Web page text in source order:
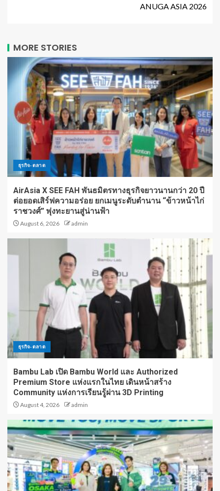
ANUGA ASIA 2026
MORE STORIES
ธุรกิจ-ตลาด
AirAsia X SEE FAH พันธมิตรทางธุรกิจยาวนานกว่า 20 ปี
ต่อยอดเสิร์ฟความอร่อย ยกเมนูระดับตำนาน “ข้าวหน้าไก่
ราชวงศ์” พุ่งทะยานสู่น่านฟ้า
August 6, 2026 admin
ธุรกิจ-ตลาด
Bambu Lab เปิด Bambu World และ Authorized
Premium Store แห่งแรกในไทย เดินหน้าสร้าง
Community แห่งการเรียนรู้ผ่าน 3D Printing
August 4, 2026 admin